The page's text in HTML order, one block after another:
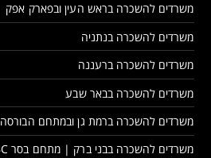
משרדים להשכרה בראש העין ובפארק אפק
משרדים להשכרה בנתניה
משרדים להשכרה ברעננה
משרדים להשכרה בבאר שבע
משרדים להשכרה ברמת גן ובמתחם הבורסה
משרדים להשכרה בבני ברק | מתחם בסר BBC